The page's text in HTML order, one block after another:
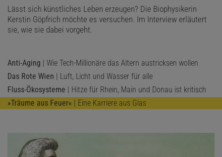
Lässt sich künstliches Leben erzeugen? Die Biophysikerin
Kerstin Göpfrich möchte es versuchen. Im Interview erläutert
sie, wie sie dabei vorgeht.
Anti-Aging | Wie Tech-Millionäre das Altern austricksen wollen
Das Rote Wien | Luft, Licht und Wasser für alle
Fluss-Ökosysteme | Hitze für Rhein, Main und Donau ist kritisch
»Träume aus Feuer« | Eine Karriere aus Glas